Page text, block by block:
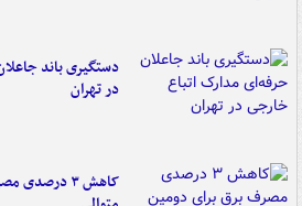
دستگیری باند
در تهران
کاهش ۳